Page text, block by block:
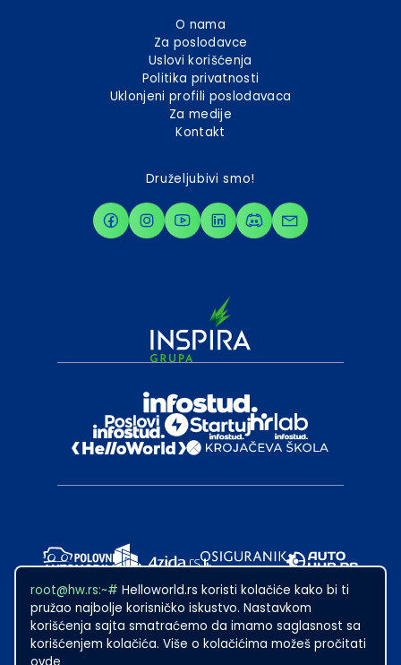
root@hw.rs:~# Helloworld.rs koristi kolačiće kako bi ti
pružao najbolje korisničko iskustvo. Nastavkom
korišćenja sajta smatraćemo da imamo saglasnost sa
korišćenjem kolačića. Više o kolačićima možeš pročitati
O nama
Za poslodavce
Uslovi korišćenja
Politika privatnosti
Uklonjeni profili poslodavaca
Za medije
Kontakt
Druželjubivi smo!